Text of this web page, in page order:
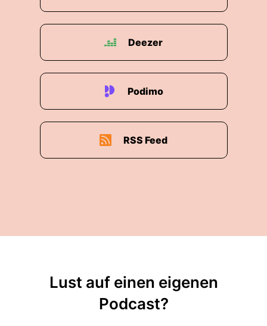
Deezer
Podimo
RSS Feed
Lust auf einen eigenen
Podcast?